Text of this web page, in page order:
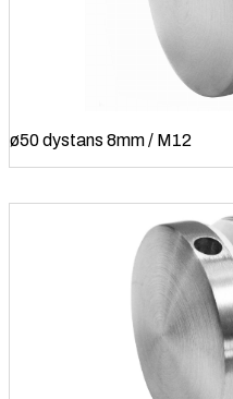
ø50 dystans 8mm / M12